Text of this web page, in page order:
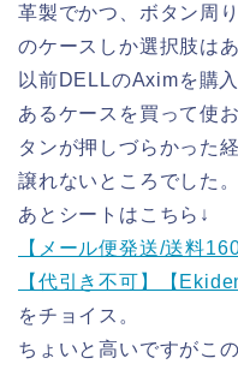
革製でかつ、ボタン周
のケースしか選択肢は
以前DELLのAximを購
あるケースを買って使
タンが押しづらかった
譲れないところでした。
あとシートはこちら↓
【メール便発送/送料
【代引き不可】【
をチョイス。
ちょいと高いですがこ